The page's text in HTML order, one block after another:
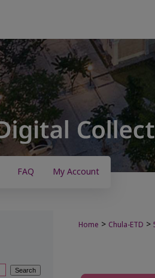
FAQ My Account
Home > Chula-ETD >